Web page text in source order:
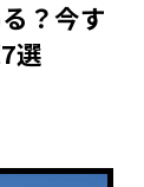
？今す
選